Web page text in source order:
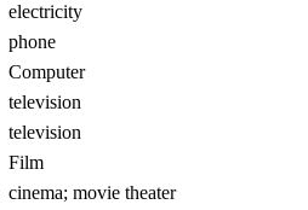
electricity
phone
Computer
television
television
Film
cinema; movie theater